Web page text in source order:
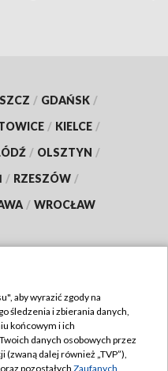
/ GDAŃSK /
/ KIELCE /
/ OLSZTYN /
/ RZESZÓW /
/ WROCŁAW
TVP
aby wyrazić zgody na
śledzenia i zbierania danych,
końcowym i ich
danych osobowych przez
(zwaną dalej również „TVP”),
oraz pozostałych Zaufanych